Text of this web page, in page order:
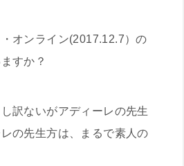
オンライン(2017.12.7）の
すか？
訳ないがアディーレの先生
の先生方は、まるで素人の